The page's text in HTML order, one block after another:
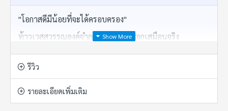
"โอกาสดีมีน้อยที่จะได้ครอบครอง"
ท้าวเวสสุวรรณองค์จำลองประดับกระจกเสมือนจริง
วัดพระบรมมหาธาตุนครศรีธรรมราช จำนวนจัดสร้าง 39
องค์ ดุดันเข้มขลังในแบบฉบับศรีวิชัย พิธีดี พิธีใหญ่
ข้อมูลสินค้า:
รีวิว
รายละเอียดเพิ่มเติม